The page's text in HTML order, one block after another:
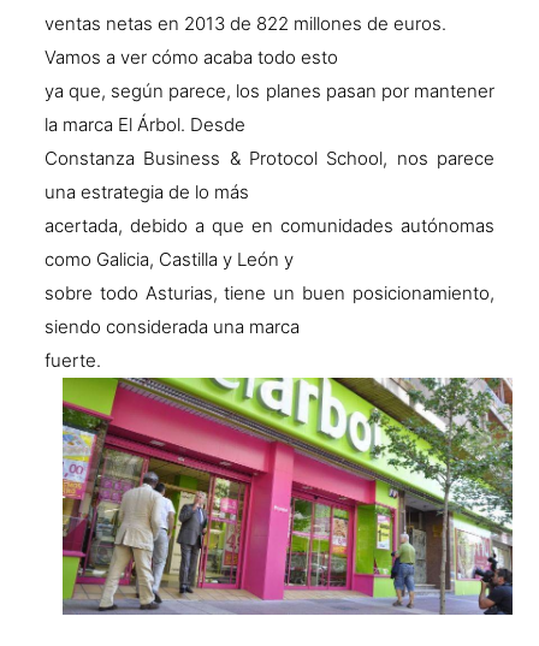
ventas netas en 2013 de 822 millones de euros.
Vamos a ver cómo acaba todo esto
ya que, según parece, los planes pasan por mantener
la marca El Árbol. Desde
Constanza Business & Protocol School, nos parece
una estrategia de lo más
acertada, debido a que en comunidades autónomas
como Galicia, Castilla y León y
sobre todo Asturias, tiene un buen posicionamiento,
siendo considerada una marca
fuerte.